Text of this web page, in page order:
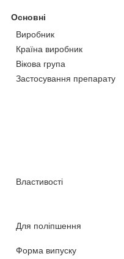
Основні
Виробник
Країна виробник
Вікова група
Застосування препарату
Властивості
Для поліпшення
Форма випуску